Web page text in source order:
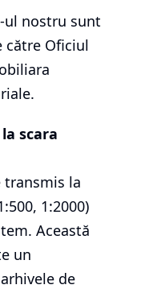
ul nostru sunt
către Oficiul
scara
transmis la
1:2000)
Această
un
de